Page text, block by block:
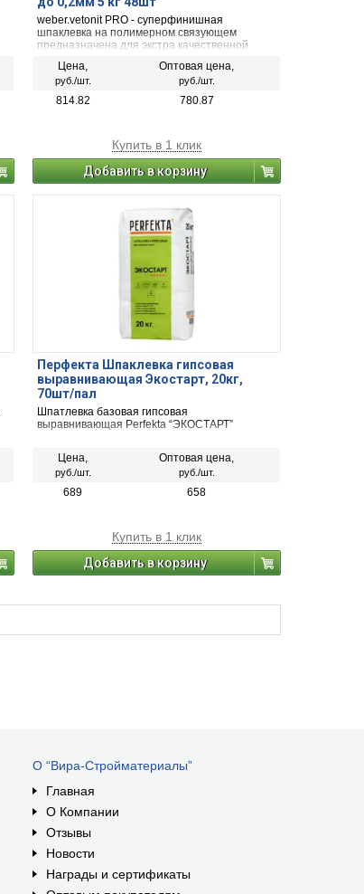
weber.vetonit PRO - суперфинишная
шпаклевка на полимерном связующем
предназначена для экстра качественной
Цена,
руб./шт.
Оптовая цена,
руб./шт.
814.82 780.87
Купить в 1 клик
Добавить в корзину
Перфекта Шпаклевка гипсовая
выравнивающая Экостарт, 20кг,
70шт/пал
Шпатлевка базовая гипсовая
выравнивающая Perfekta “ЭКОСТАРТ”
Цена,
руб./шт.
Оптовая цена,
руб./шт.
689 658
Купить в 1 клик
Добавить в корзину
О “Вира-Стройматериалы”
Главная
О Компании
Отзывы
Новости
Награды и сертификаты